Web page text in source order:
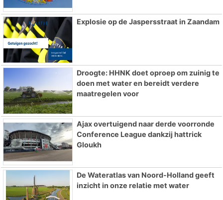
Explosie op de Jaspersstraat in Zaandam
Droogte: HHNK doet oproep om zuinig te
doen met water en bereidt verdere
maatregelen voor
Ajax overtuigend naar derde voorronde
Conference League dankzij hattrick
Gloukh
De Wateratlas van Noord-Holland geeft
inzicht in onze relatie met water